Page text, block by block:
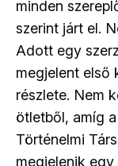
minden
szerint járt el.
Adott egy
megjelent első
részlete. Nem
ötletből, amíg a
Történelmi
megjelenik